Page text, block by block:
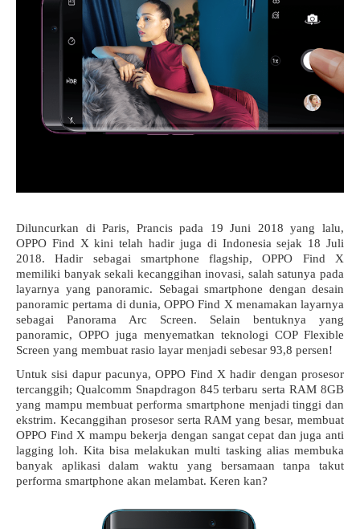
Diluncurkan di Paris, Prancis pada 19 Juni 2018 yang lalu,
OPPO Find X kini telah hadir juga di Indonesia sejak 18 Juli
2018. Hadir sebagai smartphone flagship, OPPO Find X
memiliki banyak sekali kecanggihan inovasi, salah satunya pada
layarnya yang panoramic. Sebagai smartphone dengan desain
panoramic pertama di dunia, OPPO Find X menamakan layarnya
sebagai Panorama Arc Screen. Selain bentuknya yang
panoramic, OPPO juga menyematkan teknologi COP Flexible
Screen yang membuat rasio layar menjadi sebesar 93,8 persen!
Untuk sisi dapur pacunya, OPPO Find X hadir dengan prosesor
tercanggih; Qualcomm Snapdragon 845 terbaru serta RAM 8GB
yang mampu membuat performa smartphone menjadi tinggi dan
ekstrim. Kecanggihan prosesor serta RAM yang besar, membuat
OPPO Find X mampu bekerja dengan sangat cepat dan juga anti
lagging loh. Kita bisa melakukan multi tasking alias membuka
banyak aplikasi dalam waktu yang bersamaan tanpa takut
performa smartphone akan melambat. Keren kan?